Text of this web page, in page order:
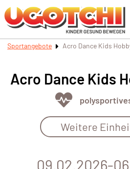
Sportangebote Acro Dance Kids
Acro Dance Kids
Weitere
09.02.2026-